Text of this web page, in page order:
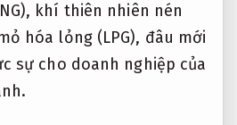
khí thiên nhiên nén
hóa lỏng (LPG), đâu mới
sự cho doanh nghiệp của